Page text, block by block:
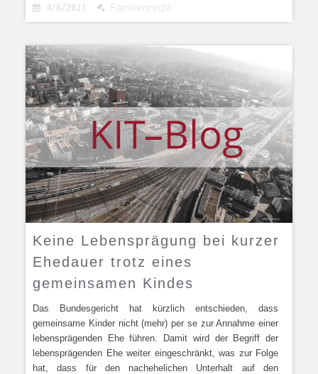
 4/8/2023  Familienrecht
Keine Lebensprägung bei kurzer
Ehedauer trotz eines
gemeinsamen Kindes
Das Bundesgericht hat kürzlich entschieden, dass
gemeinsame Kinder nicht (mehr) per se zur Annahme einer
lebensprägenden Ehe führen. Damit wird der Begriff der
lebensprägenden Ehe weiter eingeschränkt, was zur Folge
hat, dass für den nachehelichen Unterhalt auf den